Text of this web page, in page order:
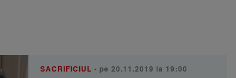
SACRIFICIUL • pe 20.11.2019 la 19:00